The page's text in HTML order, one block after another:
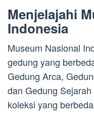
Menjelajahi
Indonesia
Museum Nasional
gedung yang
Gedung Arca,
dan Gedung
koleksi yang